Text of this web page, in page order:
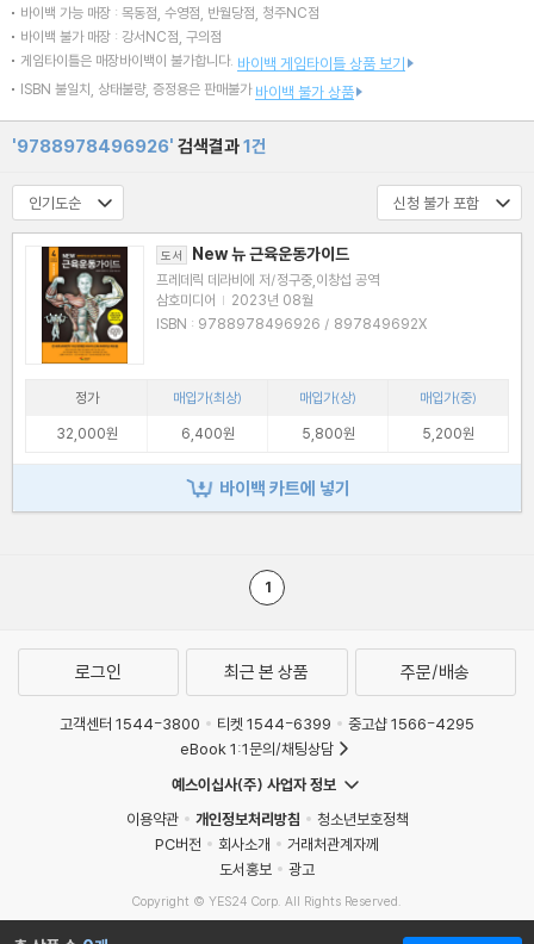
바이백 가능 매장 : 목동점, 수영점, 반월당점, 청주NC점
바이백 불가 매장 : 강서NC점, 구의점
게임타이틀은 매장바이백이 불가합니다. 바이백 게임타이틀 상품 보기
ISBN 불일치, 상태불량, 증정용은 판매불가 바이백 불가 상품
'9788978496926' 검색결과1건
도서 New 뉴 근육운동가이드
프레데릭 데라비에 저/정구중,이창섭 공역
삼호미디어 | 2023년 08월
ISBN : 9788978496926 / 897849692X
정가 매입가(최상) 매입가(상)
매입가(중)
32,000원
6,400원 5,800원 5,200원
바이백 카트에 넣기
1
로그인 최근 본 상품 주문/배송
고객센터 1544-3800 티켓 1544-6399
중고샵 1566-4295
eBook 1:1문의/채팅상담
예스이십사(주) 사업자 정보
이용약관
개인정보처리방침
청소년보호정책
PC버전
회사소개
거래처관계자께
도서홍보
광고
Copyright © YES24 Corp. All Rights Reserved.
MATOM14